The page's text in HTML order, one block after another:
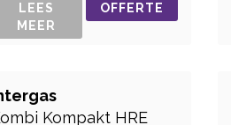
LEES
MEER
OFFERTE
Kompakt HRE